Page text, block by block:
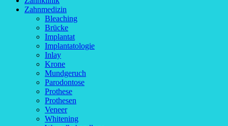
Zahnmedizin
Bleaching
Brücke
Implantat
Implantatologie
Inlay
Krone
Mundgeruch
Parodontose
Prothese
Prothesen
Veneer
Whitening